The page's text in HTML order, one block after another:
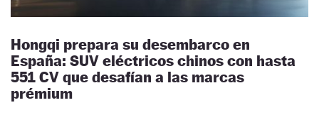
Hongqi prepara su desembarco en
España: SUV eléctricos chinos con hasta
551 CV que desafían a las marcas
prémium